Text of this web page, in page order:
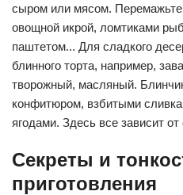
сыром или мясом.
овощной икрой, ломтиками
паштетом... Для сладкого
блинного торта, например,
творожный, масляный.
конфитюром, взбитыми
ягодами. Здесь все зависит
Секреты и
приготовления